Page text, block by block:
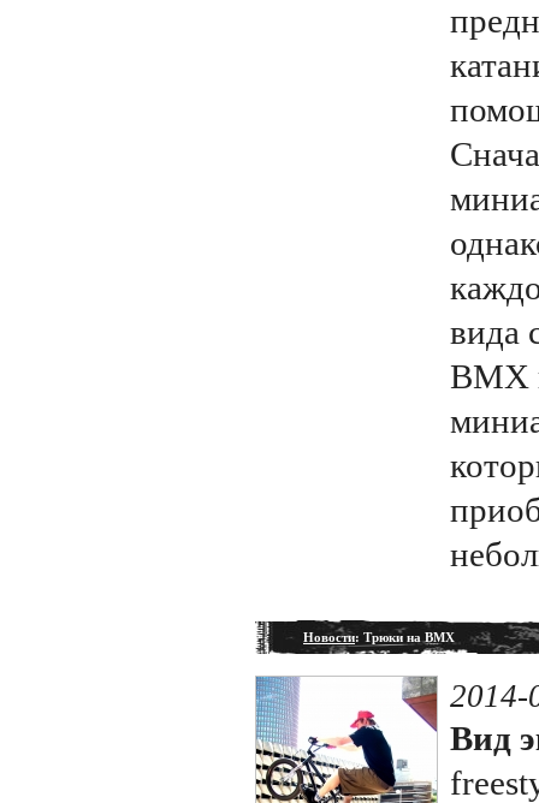
вида
BMX
Новости: Трюки на BMX
2014-
Вид